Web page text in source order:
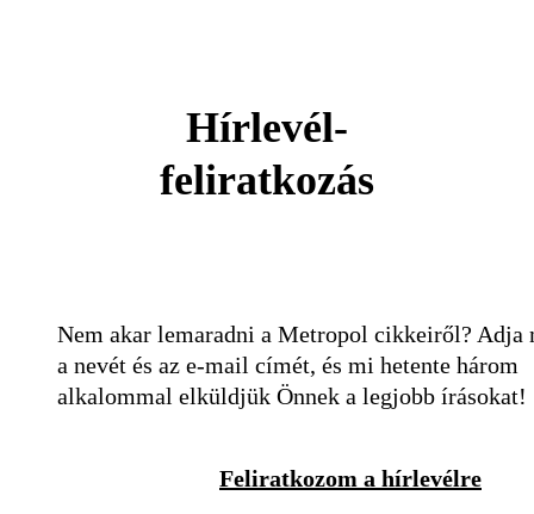
Hírlevél-
feliratkozás
Nem akar lemaradni a Metropol cikkeiről? Adja
a nevét és az e-mail címét, és mi hetente három
alkalommal elküldjük Önnek a legjobb írásokat!
Feliratkozom a hírlevélre